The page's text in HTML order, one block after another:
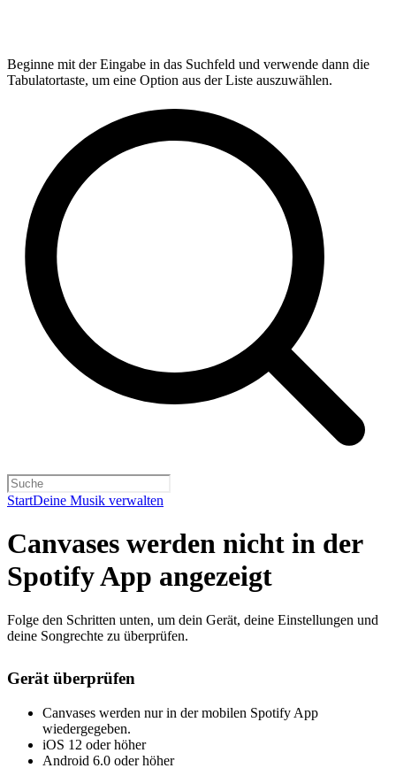
Beginne mit der Eingabe in das Suchfeld und verwende dann die
Tabulatortaste, um eine Option aus der Liste auszuwählen.
StartDeine Musik verwalten
Canvases werden nicht in der
Spotify App angezeigt
Folge den Schritten unten, um dein Gerät, deine Einstellungen und
deine Songrechte zu überprüfen.
Gerät überprüfen
Canvases werden nur in der mobilen Spotify App
wiedergegeben.
iOS 12 oder höher
Android 6.0 oder höher